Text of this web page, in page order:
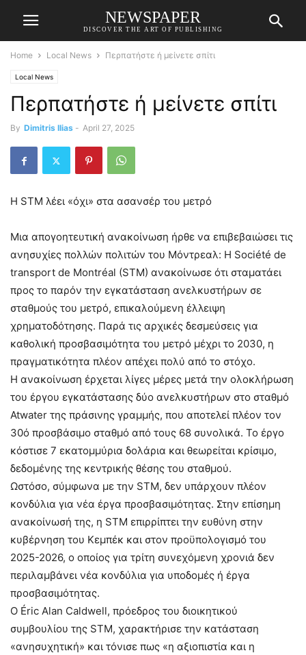
NEWSPAPER
DISCOVER THE ART OF PUBLISHING
Home Local News Περπατήστε ή μείνετε σπίτι
Local News
Περπατήστε ή μείνετε σπίτι
By Dimitris Ilias - April 27, 2025
Η STM λέει «όχι» στα ασανσέρ του μετρό
Μια απογοητευτική ανακοίνωση ήρθε να επιβεβαιώσει τις
ανησυχίες πολλών πολιτών του Μόντρεαλ: Η Société de
transport de Montréal (STM) ανακοίνωσε ότι σταματάει
προς το παρόν την εγκατάσταση ανελκυστήρων σε
σταθμούς του μετρό, επικαλούμενη έλλειψη
χρηματοδότησης. Παρά τις αρχικές δεσμεύσεις για
καθολική προσβασιμότητα του μετρό μέχρι το 2030, η
πραγματικότητα πλέον απέχει πολύ από το στόχο.
Η ανακοίνωση έρχεται λίγες μέρες μετά την ολοκλήρωση
του έργου εγκατάστασης δύο ανελκυστήρων στο σταθμό
Atwater της πράσινης γραμμής, που αποτελεί πλέον τον
30ό προσβάσιμο σταθμό από τους 68 συνολικά. Το έργο
κόστισε 7 εκατομμύρια δολάρια και θεωρείται κρίσιμο,
δεδομένης της κεντρικής θέσης του σταθμού.
Ωστόσο, σύμφωνα με την STM, δεν υπάρχουν πλέον
κονδύλια για νέα έργα προσβασιμότητας. Στην επίσημη
ανακοίνωσή της, η STM επιρρίπτει την ευθύνη στην
κυβέρνηση του Κεμπέκ και στον προϋπολογισμό του
2025-2026, ο οποίος για τρίτη συνεχόμενη χρονιά δεν
περιλαμβάνει νέα κονδύλια για υποδομές ή έργα
προσβασιμότητας.
Ο Éric Alan Caldwell, πρόεδρος του διοικητικού
συμβουλίου της STM, χαρακτήρισε την κατάσταση
«ανησυχητική» και τόνισε πως «η αξιοπιστία και η